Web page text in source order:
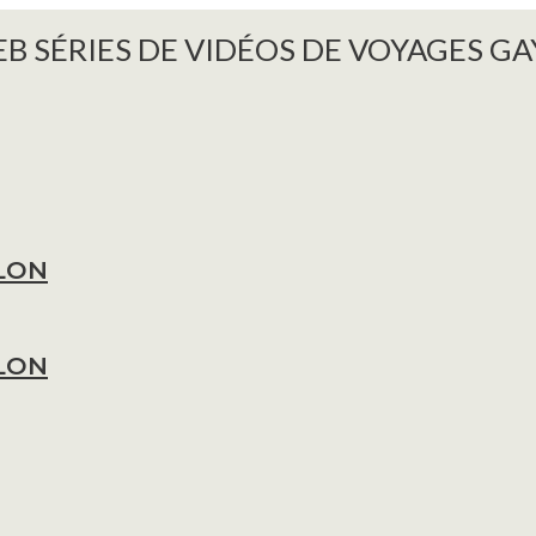
SÉRIES DE VIDÉOS DE VOYAGES